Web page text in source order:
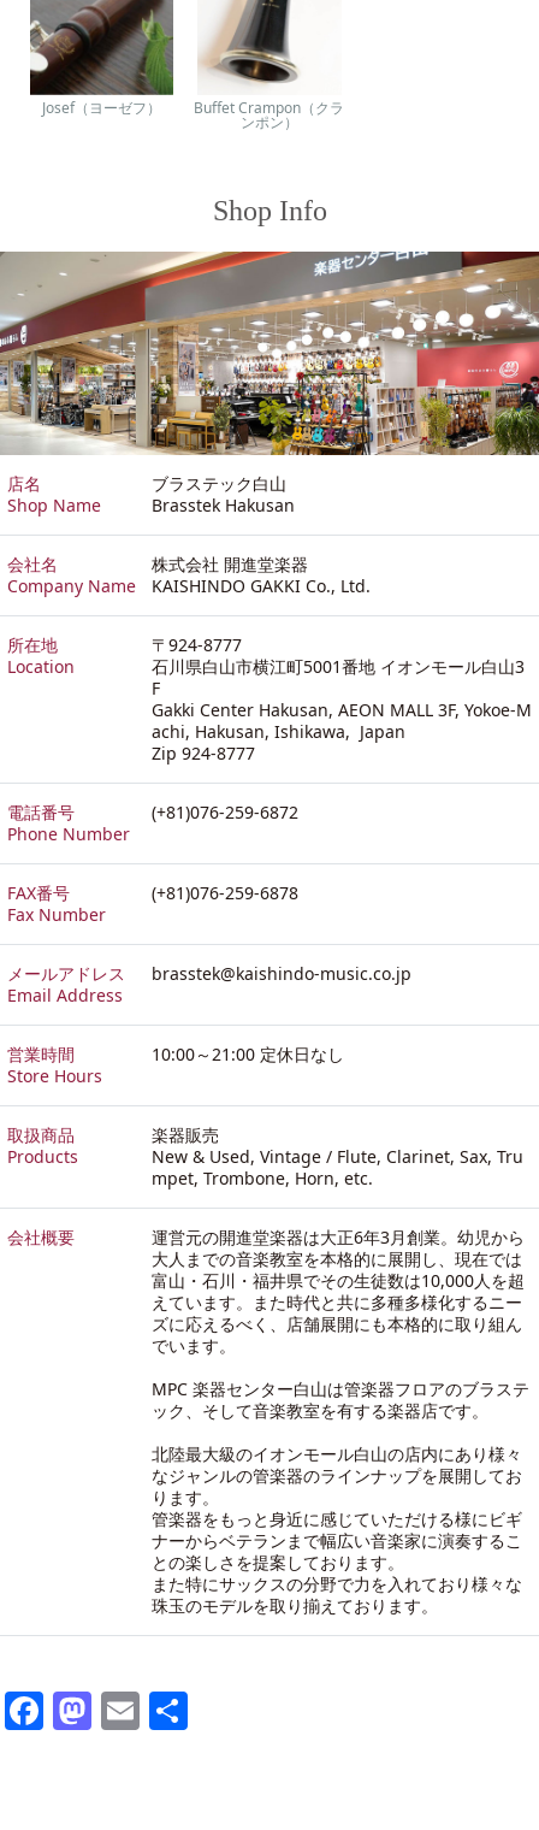
Josef（ヨーゼフ） Buffet Crampon（クラ
ンポン）
Shop Info
店名
Shop Name
ブラステック白山
Brasstek Hakusan
会社名
Company Name
株式会社 開進堂楽器
KAISHINDO GAKKI Co., Ltd.
所在地
Location
〒924-8777
石川県白山市横江町5001番地 イオンモール白山3
F
Gakki Center Hakusan, AEON MALL 3F, Yokoe-M
achi, Hakusan, Ishikawa, Japan
Zip 924-8777
電話番号
Phone Number
(+81)076-259-6872
FAX番号
Fax Number
(+81)076-259-6878
メールアドレス
Email Address
brasstek@kaishindo-music.co.jp
営業時間
Store Hours
10:00～21:00 定休日なし
取扱商品
Products
楽器販売
New & Used, Vintage / Flute, Clarinet, Sax, Tru
mpet, Trombone, Horn, etc.
会社概要
運営元の開進堂楽器は大正6年3月創業。幼児から
大人までの音楽教室を本格的に展開し、現在では
富山・石川・福井県でその生徒数は10,000人を超
えています。また時代と共に多種多様化するニー
ズに応えるべく、店舗展開にも本格的に取り組ん
でいます。
MPC 楽器センター白山は管楽器フロアのブラステ
ック、そして音楽教室を有する楽器店です。
北陸最大級のイオンモール白山の店内にあり様々
なジャンルの管楽器のラインナップを展開してお
ります。
管楽器をもっと身近に感じていただける様にビギ
ナーからベテランまで幅広い音楽家に演奏するこ
との楽しさを提案しております。
また特にサックスの分野で力を入れており様々な
珠玉のモデルを取り揃えております。
Facebook
Mastodon
Email